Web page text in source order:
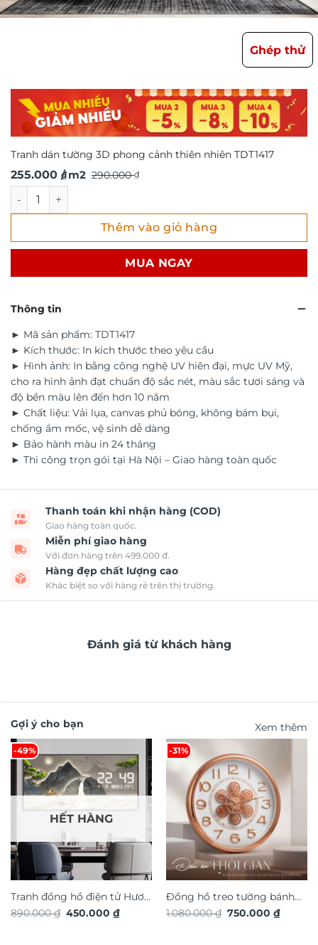
Ghép thử
Tranh dán tường 3D phong cảnh thiên nhiên TDT1417
290.000₫
Giá
là:
290.000 ₫.
255.000 ₫
Giá
tại
là:
/ m2
Tranh dán tường 3D phong cảnh thiên nhiên TDT1417 số
Thêm vào giỏ hàng
MUA NGAY
Thông tin
► Mã sản phẩm: TDT1417
► Kích thước: In kích thước theo yêu cầu
► Hình ảnh: In bằng công nghệ UV hiên đại, mực UV Mỹ,
cho ra hình ảnh đạt chuẩn độ sắc nét, màu sắc tươi sáng và
độ bền màu lên đến hơn 10 năm
► Chất liệu: Vải lụa, canvas phủ bóng, không bám bụi,
chống ẩm mốc, vệ sinh dễ dàng
► Bảo hành màu in 24 tháng
► Thi công trọn gói tại Hà Nội – Giao hàng toàn quốc
Thanh toán khi nhận hàng (COD)
Giao hàng toàn quốc.
Miễn phí giao hàng
Với đơn hàng trên 499.000 đ.
Hàng đẹp chất lượng cao
Khác biệt so với hàng rẻ trên thị trường.
Đánh giá từ khách hàng
Gợi ý cho bạn Xem thêm
-49%
HẾT HÀNG
Tranh đồng hồ điện tử Hươu
Tài Lộc TG4916S
890.000₫ Giá
450.000₫Giá
-31%
Đồng hồ treo tường bánh
răng chuyển động trang trí
1.080.000₫ Giá
750.000₫Giá